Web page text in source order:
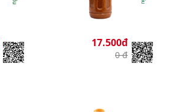
17.500đ
0 đ